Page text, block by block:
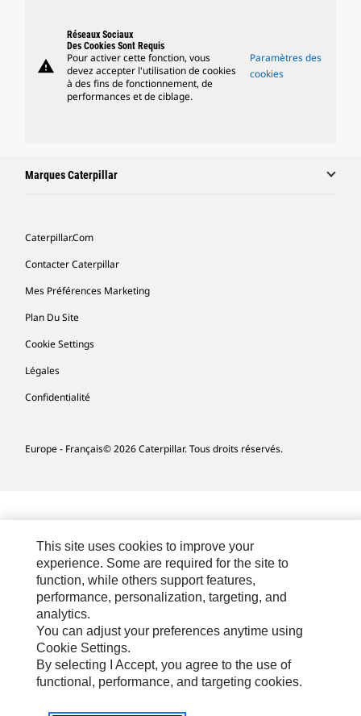
warning
Réseaux Sociaux
Des Cookies Sont Requis
Pour activer cette fonction, vous
devez accepter l'utilisation de cookies
à des fins de fonctionnement, de
performances et de ciblage.
Paramètres des
cookies
Marques Caterpillar
Caterpillar.com
Contacter Caterpillar
Mes Préférences Marketing
Plan Du Site
Cookie Settings
Légales
Confidentialité
Europe - Français© 2026 Caterpillar. Tous droits réservés.
This site uses cookies to improve your
experience. Some are required for the site to
function, while others support features,
performance, personalization, targeting, and
analytics.
You can adjust your preferences anytime using
Cookie Settings.
By selecting I Accept, you agree to the use of
functional, performance, and targeting cookies.